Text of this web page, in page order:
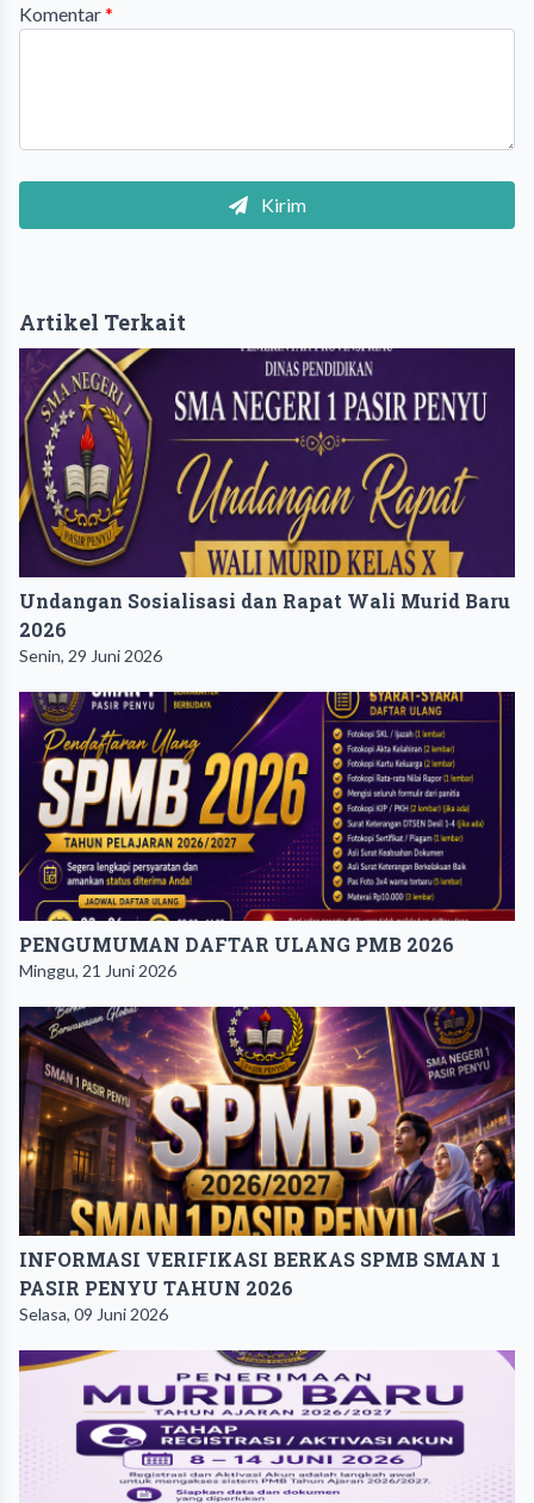
Komentar*
Kirim
Artikel Terkait
Undangan Sosialisasi dan Rapat Wali Murid Baru
2026
Senin, 29 Juni 2026
PENGUMUMAN DAFTAR ULANG PMB 2026
Minggu, 21 Juni 2026
INFORMASI VERIFIKASI BERKAS SPMB SMAN 1
PASIR PENYU TAHUN 2026
Selasa, 09 Juni 2026